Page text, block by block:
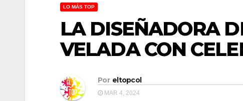
LO MÁS TOP
LA DISEÑADORA
VELADA CON
Por eltopcol
MAR 4, 2024